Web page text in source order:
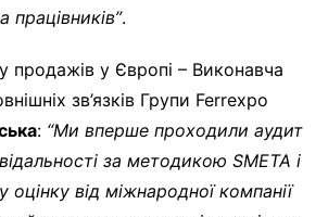
.
продажів у Європі – Виконавча
зв’язків Групи Ferrexpo
: “Ми вперше проходили аудит
за методикою SMETA і
від міжнародної компанії